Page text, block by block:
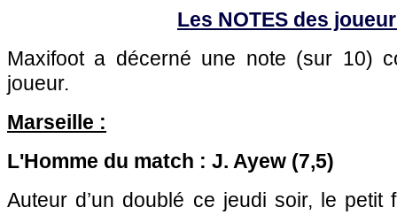
Les NOTES des
Maxifoot a décerné une note (sur 10)
joueur.
Marseille :
L'Homme du match : J. Ayew (7,5)
Auteur d’un doublé ce jeudi soir, le petit